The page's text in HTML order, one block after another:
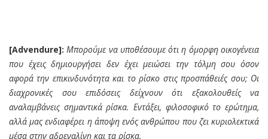
[Advendure]: Μπορούμε να υποθέσουμε ότι η όμορφη οικογένεια
που έχεις δημιουργήσει δεν έχει μειώσει την τόλμη σου όσον
αφορά την επικινδυνότητα και το ρίσκο στις προσπάθειές σου; Οι
διαχρονικές σου επιδόσεις δείχνουν ότι εξακολουθείς να
αναλαμβάνεις σημαντικά ρίσκα. Εντάξει, φιλοσοφικό το ερώτημα,
αλλά μας ενδιαφέρει η άποψη ενός ανθρώπου που ζει κυριολεκτικά
μέσα στην αδρεναλίνη και τα ρίσκα.